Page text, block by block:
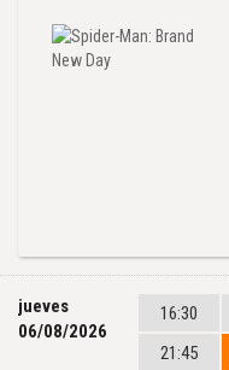
jueves
06/08/2026
16:30
21:45